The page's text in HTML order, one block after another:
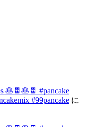
🥞🍫🥞🍫 #pancake
#99pancake に